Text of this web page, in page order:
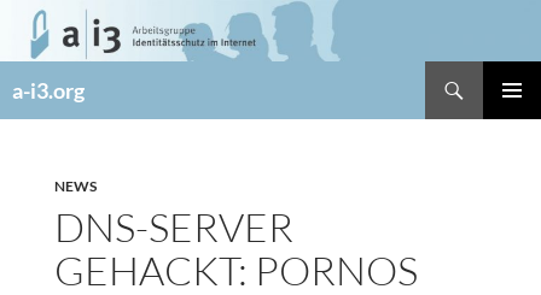
Zum
Inhalt
a-i3.org
NEWS
DNS-SERVER
GEHACKT: PORNOS